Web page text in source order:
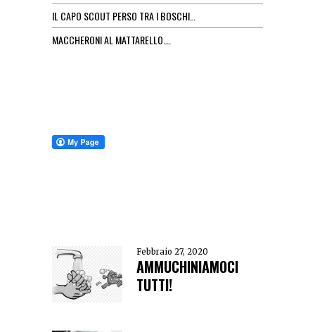
IL CAPO SCOUT PERSO TRA I BOSCHI…
MACCHERONI AL MATTARELLO….
Febbraio 27, 2020
AMMUCHINIAMOCI
TUTTI!